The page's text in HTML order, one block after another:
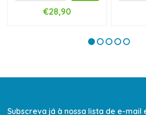
€28,90
Subscreva já à nossa lista de e-mail